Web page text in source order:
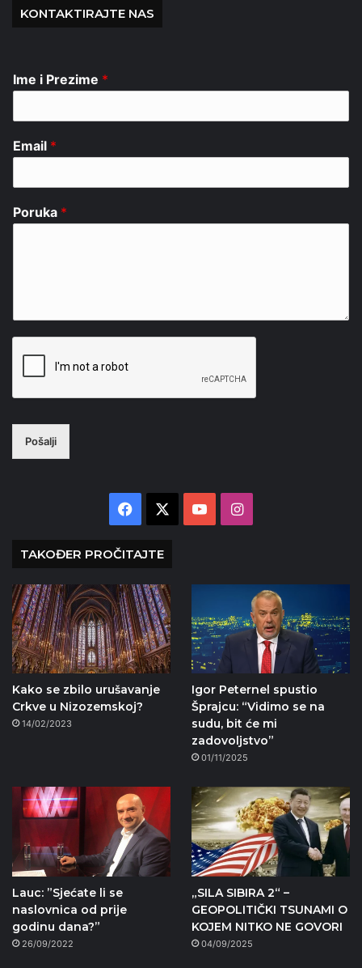
KONTAKTIRAJTE NAS
Ime i Prezime *
Email *
Poruka *
Pošalji
Facebook YouTubeInstagram
TAKOĐER PROČITAJTE
Kako se zbilo urušavanje
Crkve u Nizozemskoj?
14/02/2023
Igor Peternel spustio
Šprajcu: “Vidimo se na
sudu, bit će mi
zadovoljstvo”
01/11/2025
Lauc: ”Sjećate li se
naslovnica od prije
godinu dana?”
26/09/2022
„SILA SIBIRA 2“ –
GEOPOLITIČKI TSUNAMI O
KOJEM NITKO NE GOVORI
04/09/2025